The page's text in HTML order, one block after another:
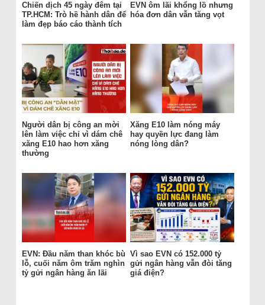
Chiến dịch 45 ngày đêm tại
TP.HCM: Trò hề hành dân để
làm đẹp báo cáo thành tích
EVN ôm lãi khổng lồ nhưng
hóa đơn dân vẫn tăng vọt
Người dân bị công an mời
lên làm việc chỉ vì dám chê
xăng E10 hao hơn xăng
thường
Xăng E10 làm nóng máy
hay quyền lực đang làm
nóng lòng dân?
EVN: Đầu năm than khóc bù
lỗ, cuối năm ôm trăm nghìn
tỷ gửi ngân hàng ăn lãi
Vì sao EVN có 152.000 tỷ
gửi ngân hàng vẫn đòi tăng
giá điện?